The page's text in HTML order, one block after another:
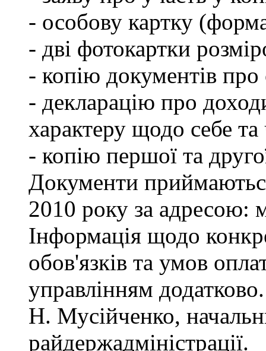
- особову картку
- дві фотокартки
- копію документів про
- декларацію про
характеру щодо себе та
- копію першої та
Документи
2010 року за адресою:
Інформація щодо
обов'язків та умов
управлінням додатково.
Н. Мусійченко,
райдержадміністрації.